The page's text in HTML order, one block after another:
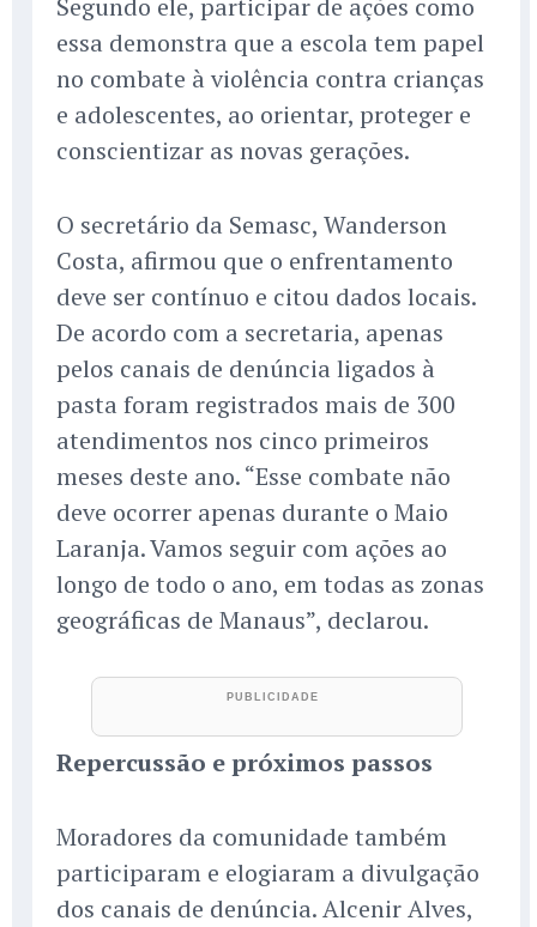
Segundo ele, participar de ações como
essa demonstra que a escola tem papel
no combate à violência contra crianças
e adolescentes, ao orientar, proteger e
conscientizar as novas gerações.
O secretário da Semasc, Wanderson
Costa, afirmou que o enfrentamento
deve ser contínuo e citou dados locais.
De acordo com a secretaria, apenas
pelos canais de denúncia ligados à
pasta foram registrados mais de 300
atendimentos nos cinco primeiros
meses deste ano. “Esse combate não
deve ocorrer apenas durante o Maio
Laranja. Vamos seguir com ações ao
longo de todo o ano, em todas as zonas
geográficas de Manaus”, declarou.
Repercussão e próximos passos
Moradores da comunidade também
participaram e elogiaram a divulgação
dos canais de denúncia. Alcenir Alves,